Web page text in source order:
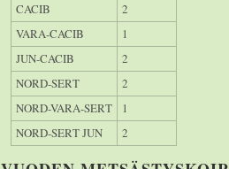
CACIB
2
VARA-CACIB
1
JUN-CACIB
2
NORD-SERT
2
NORD-VARA-SERT
1
NORD-SERT JUN
2